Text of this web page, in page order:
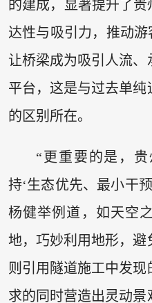
的建成，显著提升了贵
达性与吸引力，推动游
让桥梁成为吸引人流
平台，这是与过去单
的区别所在。
“更重要的是，
持‘生态优先、最小干
杨健举例道，如天空
地，巧妙利用地形，避
则引用隧道施工中发
求的同时营造出灵动景